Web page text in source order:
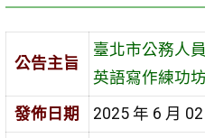
公告主旨
臺北市公務人
英語寫作練功坊
發佈日期
2025 年 6 月 02